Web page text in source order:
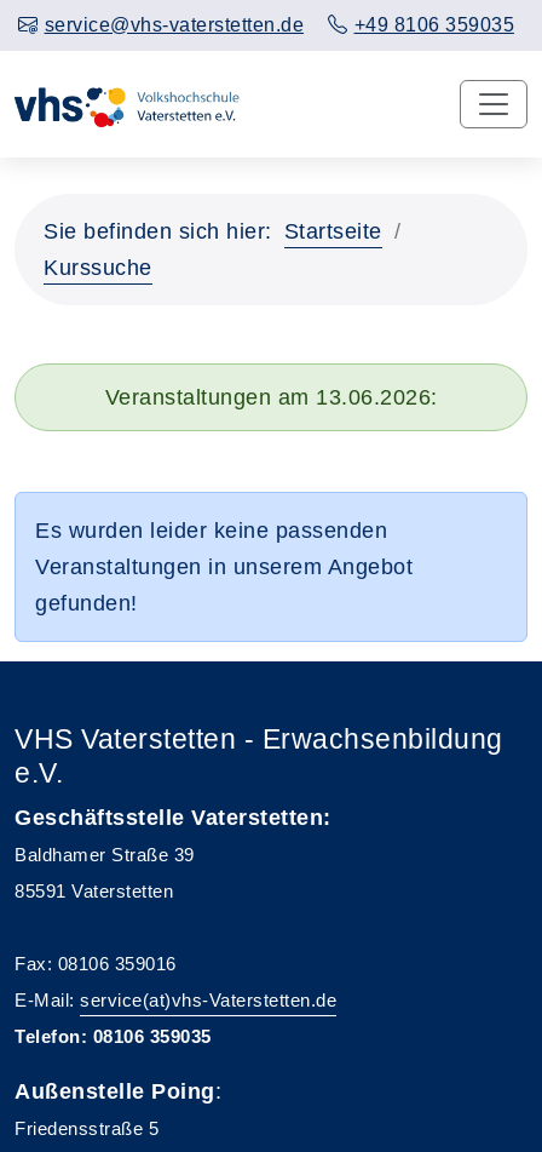
service@vhs-vaterstetten.de +49 8106 359035
Sie befinden sich hier:
Startseite
Kurssuche
Veranstaltungen am 13.06.2026:
Es wurden leider keine passenden
Veranstaltungen in unserem Angebot
gefunden!
VHS Vaterstetten - Erwachsenbildung
e.V.
Geschäftsstelle Vaterstetten:
Baldhamer Straße 39
85591 Vaterstetten
Fax: 08106 359016
E-Mail: service(at)vhs-Vaterstetten.de
Telefon: 08106 359035
Außenstelle Poing:
Friedensstraße 5